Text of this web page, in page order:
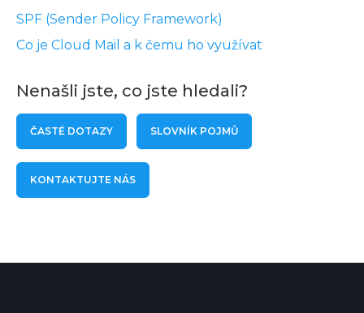
SPF (Sender Policy Framework)
Co je Cloud Mail a k čemu ho využívat
Nenašli jste, co jste hledali?
ČASTÉ DOTAZY SLOVNÍK POJMŮ
KONTAKTUJTE NÁS